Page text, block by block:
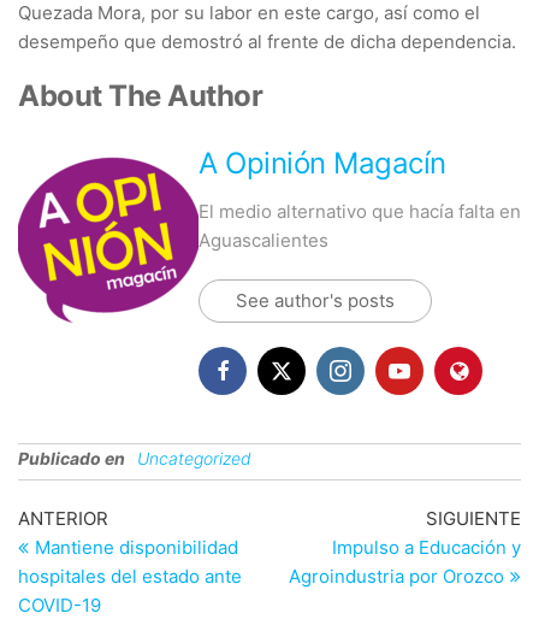
Quezada Mora, por su labor en este cargo, así como el
desempeño que demostró al frente de dicha dependencia.
About The Author
A Opinión Magacín
El medio alternativo que hacía falta en
Aguascalientes
See author's posts
Publicado en Uncategorized
Navegación
de
entradas
Entrada
anterior
ANTERIOR
Mantiene disponibilidad
hospitales del estado ante
COVID-19
SIGUIENTE
Impulso a Educación y
Agroindustria por Orozco